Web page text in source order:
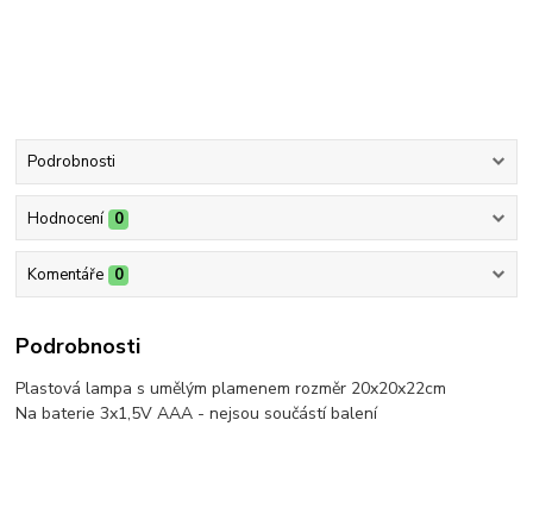
Podrobnosti
Hodnocení 0
Komentáře 0
Podrobnosti
Plastová lampa s umělým plamenem rozměr 20x20x22cm
Na baterie 3x1,5V AAA - nejsou součástí balení